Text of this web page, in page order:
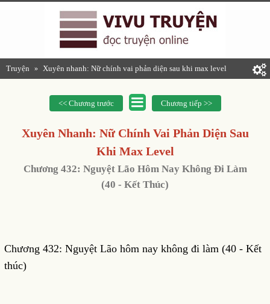
Truyện » Xuyên nhanh: Nữ chính vai phản diện sau khi max level
<< Chương trước Chương tiếp >>
Xuyên Nhanh: Nữ Chính Vai Phản Diện Sau
Khi Max Level
Chương 432: Nguyệt Lão Hôm Nay Không Đi Làm
(40 - Kết Thúc)
Chương 432: Nguyệt Lão hôm nay không đi làm (40 - Kết
thúc)